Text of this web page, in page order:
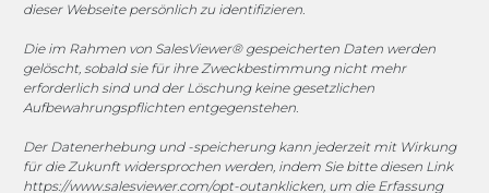
dieser Webseite persönlich zu identifizieren.
Die im Rahmen von SalesViewer® gespeicherten Daten werden
gelöscht, sobald sie für ihre Zweckbestimmung nicht mehr
erforderlich sind und der Löschung keine gesetzlichen
Aufbewahrungspflichten entgegenstehen.
Der Datenerhebung und -speicherung kann jederzeit mit Wirkung
für die Zukunft widersprochen werden, indem Sie bitte diesen Link
https://www.salesviewer.com/opt-outanklicken, um die Erfassung
COOKIE-RICHTLINIE (EU)
© 2025 MEGASOFT® IT GmbH & Co. KG |
MEGASOFT® IT reserves the right not to be responsible for